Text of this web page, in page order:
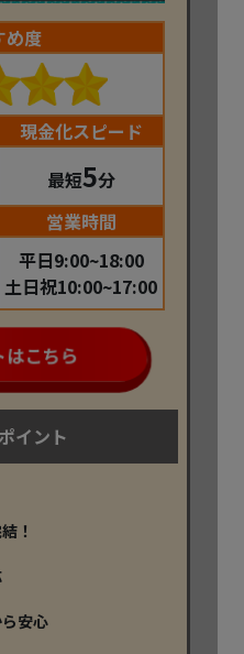
め度
現金化スピード
最短5分
営業時間
平日9:00~18:00
土日祝10:00~17:00
こちら
イント
！
安心